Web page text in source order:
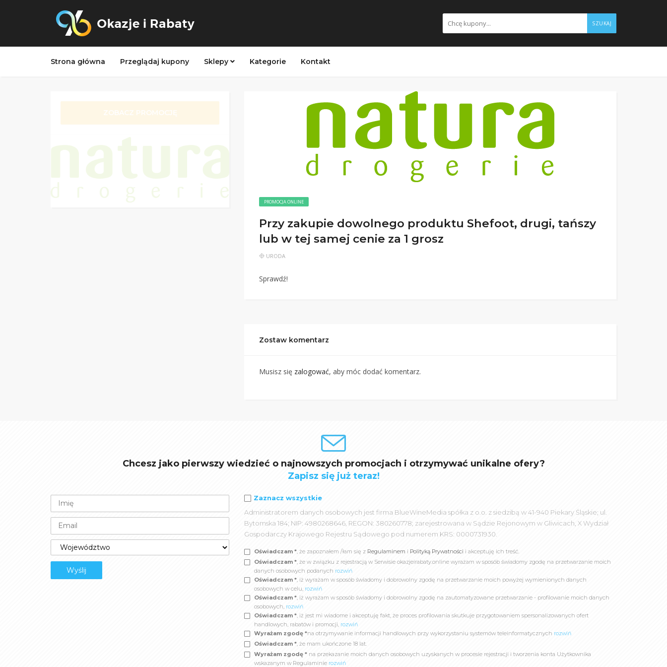
SZUKAJ
Strona główna Przeglądaj kupony Sklepy Kategorie Kontakt
ZOBACZ PROMOCJĘ
PROMOCJA ONLINE
Przy zakupie dowolnego produktu Shefoot, drugi, tańszy
lub w tej samej cenie za 1 grosz
URODA
Sprawdź!
Zostaw komentarz
Musisz się zalogować, aby móc dodać komentarz.
Chcesz jako pierwszy wiedzieć o najnowszych promocjach i otrzymywać unikalne ofery?
Zapisz się już teraz!
Zaznacz wszystkie
Administratorem danych osobowych jest firma BlueWineMedia spółka z o.o. z siedzibą w 41-940 Piekary Śląskie; ul.
Bytomska 184; NIP: 4980268646, REGON: 380260778; zarejestrowana w Sądzie Rejonowym w Gliwicach, X Wydział
Gospodarczy Krajowego Rejestru Sądowego pod numerem KRS: 0000731930.
Oświadczam *, że zapoznałem /łam się z Regulaminem i Polityką Prywatności i akceptuję ich treść.
Oświadczam *, że w związku z rejestracją w Serwisie okazjeirabaty.online wyrażam w sposób świadomy zgodę na przetwarzanie moich
danych osobowych podanych rozwiń
Oświadczam *, iż wyrażam w sposób świadomy i dobrowolny zgodę na przetwarzanie moich powyżej wymienionych danych
osobowych w celu, rozwiń
Oświadczam *, iż wyrażam w sposób świadomy i dobrowolny zgodę na zautomatyzowane przetwarzanie - profilowanie moich danych
osobowych, rozwiń
Oświadczam *, iż jest mi wiadome i akceptuję fakt, że proces profilowania skutkuje przygotowaniem spersonalizowanych ofert
handlowych, rabatów i promocji, rozwiń
Wyrażam zgodę *na otrzymywanie informacji handlowych przy wykorzystaniu systemów teleinformatycznych rozwiń
Oświadczam *, że mam ukończone 18 lat.
Wyrażam zgodę * na przekazanie moich danych osobowych uzyskanych w procesie rejestracji i tworzenia konta Użytkownika
wskazanym w Regulaminie rozwiń